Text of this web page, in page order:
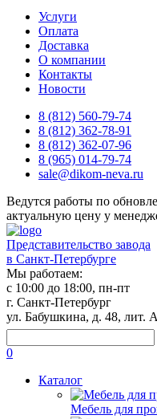
Услуги
Оплата
Доставка
О компании
Контакты
Новости
8 (812) 560-79-74
8 (812) 362-78-91
8 (812) 362-07-96
8 (965) 014-79-74
sale@dikom-neva.ru
Ведутся работы по
актуальную цену у
Представительство завода
в Санкт-Петербурге
Мы работаем:
с 10:00 до 18:00, пн-пт
г. Санкт-Петербург
ул. Бабушкина, д. 48, лит. А
0
Каталог
Мебель для